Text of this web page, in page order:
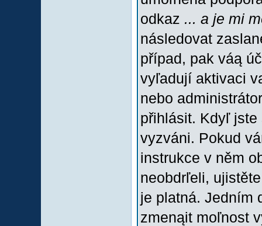
odkaz ... a je mi
následovat
případ, pak váą
vyľadují aktivaci
nebo
přihlásit. Kdyľ
vyzváni. Pokud
instrukce v něm
neobdrľeli,
je platná. Jedním
zmenąit moľnost